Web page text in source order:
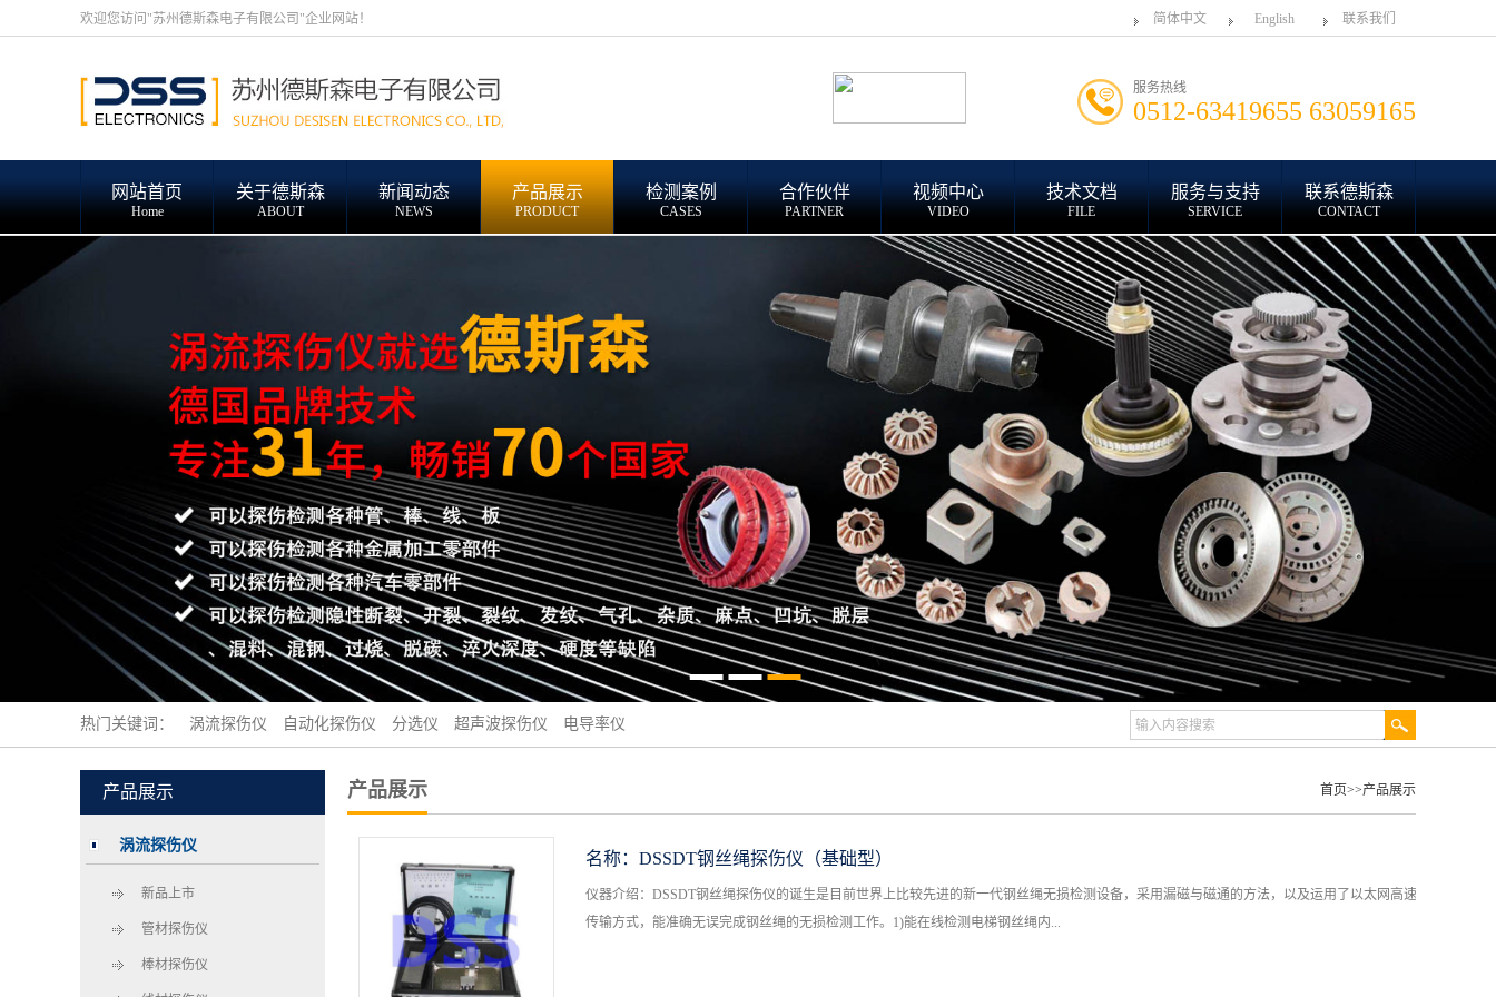
欢迎您访问"苏州德斯森电子有限公司"企业网站！ 简体中文 English 联系我们
服务热线
0512-63419655 63059165
网站首页
Home
关于德斯森
ABOUT
新闻动态
NEWS
产品展示
PRODUCT
检测案例
CASES
合作伙伴
PARTNER
视频中心
VIDEO
技术文档
FILE
服务与支持
SERVICE
联系德斯森
CONTACT
热门关键词： 涡流探伤仪 自动化探伤仪 分选仪 超声波探伤仪 电导率仪
产品展示
涡流探伤仪
新品上市
管材探伤仪
棒材探伤仪
产品展示 首页>>产品展示
名称： DSSDT钢丝绳探伤仪（基础型）
仪器介绍：DSSDT钢丝绳探伤仪的诞生是目前世界上比较先进的新一代钢丝绳无损检测设备，采用漏磁与磁通的方法，以及运用了以太网高速
传输方式，能准确无误完成钢丝绳的无损检测工作。1)能在线检测电梯钢丝绳内...